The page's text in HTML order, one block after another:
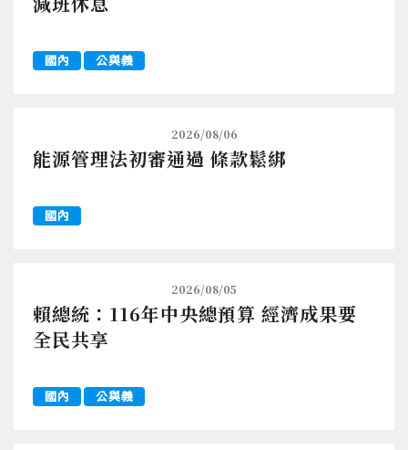
國內 公與義
2026/08/06
能源管理法初審通過 條款鬆綁
國內
2026/08/05
賴總統：116年中央總預算 經濟成果要
全民共享
國內 公與義